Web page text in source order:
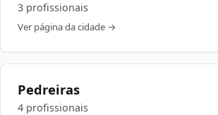
3 profissionais
Ver página da cidade →
Pedreiras
4 profissionais